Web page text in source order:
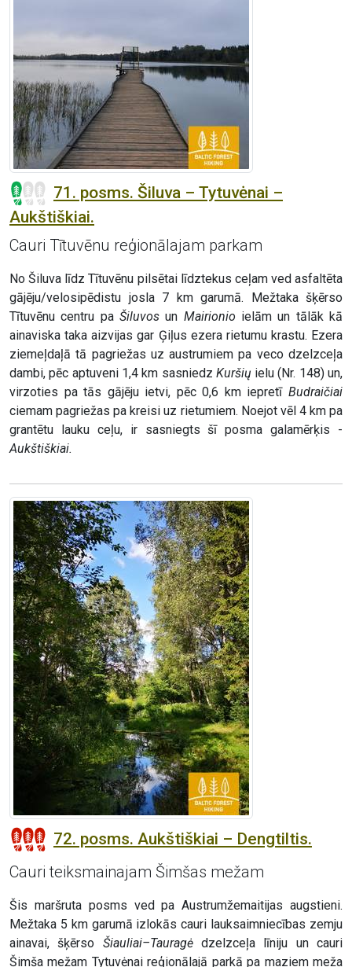
71. posms. Šiluva – Tytuvėnai –
Aukštiškiai.
Cauri Tītuvēnu reģionālajam parkam
No Šiluva līdz Tītuvēnu pilsētai līdztekus ceļam ved asfaltēta
gājēju/velosipēdistu josla 7 km garumā. Mežtaka šķērso
Tītuvēnu centru pa Šiluvos un Mairionio ielām un tālāk kā
ainaviska taka aizvijas gar Ģiļus ezera rietumu krastu. Ezera
ziemeļdaļā tā pagriežas uz austrumiem pa veco dzelzceļa
dambi, pēc aptuveni 1,4 km sasniedz Kuršių ielu (Nr. 148) un,
virzoties pa tās gājēju ietvi, pēc 0,6 km iepretī Budraičiai
ciemam pagriežas pa kreisi uz rietumiem. Noejot vēl 4 km pa
grantētu lauku ceļu, ir sasniegts šī posma galamērķis -
Aukštiškiai.
72. posms. Aukštiškiai – Dengtiltis.
Cauri teiksmainajam Šimšas mežam
Šis maršruta posms ved pa Austrumžemaitijas augstieni.
Mežtaka 5 km garumā izlokās cauri lauksaimniecības zemju
ainavai, šķērso Šiauliai–Tauragėdzelzceļa līniju un cauri
Šimša mežam Tytuvėnai reģionālajā parkā pa maziem meža